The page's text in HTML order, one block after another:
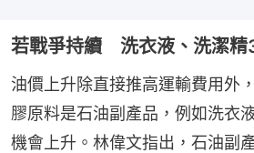
若戰爭持續 洗衣液、洗潔精
油價上升除直接推高運輸費用外
膠原料是石油副產品，例如洗衣
機會上升。林偉文指出，石油副